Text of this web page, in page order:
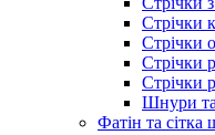
Стрічки
Стрічки
Стрічки
Стрічки
Шнури
Фатін та сітка